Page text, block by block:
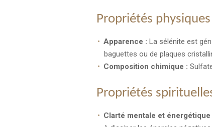
Propriétés
Apparence : La sélénite est
baguettes ou de plaques
Composition chimique :
Propriétés
Clarté mentale et énergétique